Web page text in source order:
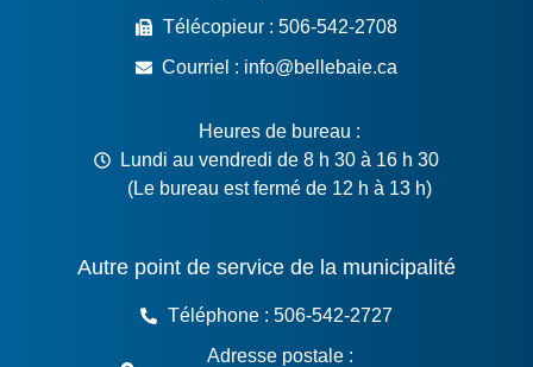
Télécopieur : 506-542-2708
Courriel : info@bellebaie.ca
Heures de bureau :
Lundi au vendredi de 8 h 30 à 16 h 30
(Le bureau est fermé de 12 h à 13 h)
Autre point de service de la municipalité
Téléphone : 506-542-2727
Adresse postale :